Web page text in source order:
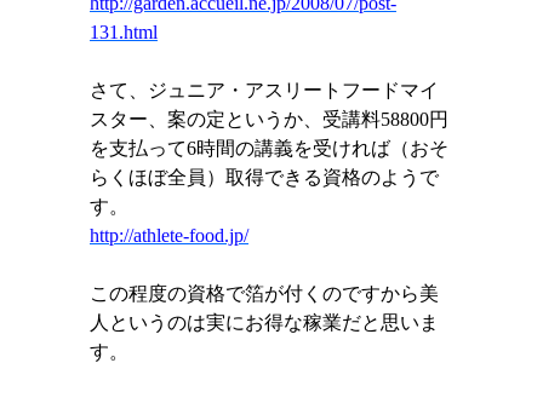
131.html
さて、ジュニア・アスリートフードマイ
スター、案の定というか、受講料58800円
を支払って6時間の講義を受ければ（おそ
らくほぼ全員）取得できる資格のようで
す。
http://athlete-food.jp/
この程度の資格で箔が付くのですから美
人というのは実にお得な稼業だと思いま
す。